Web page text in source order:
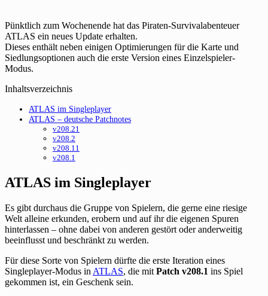
Pünktlich zum Wochenende hat das Piraten-Survivalabenteuer
ATLAS ein neues Update erhalten.
Dieses enthält neben einigen Optimierungen für die Karte und
Siedlungsoptionen auch die erste Version eines Einzelspieler-
Modus.
Inhaltsverzeichnis
ATLAS im Singleplayer
ATLAS – deutsche Patchnotes
v208.21
v208.2
v208.11
v208.1
ATLAS im Singleplayer
Es gibt durchaus die Gruppe von Spielern, die gerne eine riesige
Welt alleine erkunden, erobern und auf ihr die eigenen Spuren
hinterlassen – ohne dabei von anderen gestört oder anderweitig
beeinflusst und beschränkt zu werden.
Für diese Sorte von Spielern dürfte die erste Iteration eines
Singleplayer-Modus in ATLAS, die mit Patch v208.1 ins Spiel
gekommen ist, ein Geschenk sein.